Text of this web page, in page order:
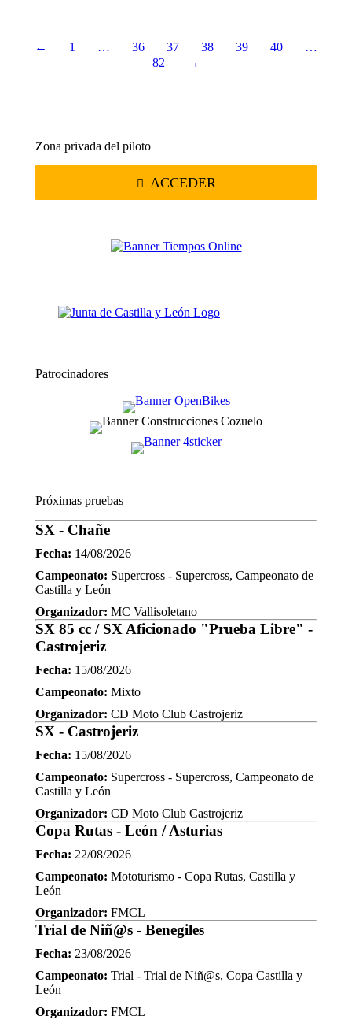
← 1 … 36 37 38 39 40
…
82
→
Zona privada del piloto
ACCEDER
Patrocinadores
Próximas pruebas
SX - Chañe
Fecha: 14/08/2026
Campeonato: Supercross - Supercross, Campeonato de
Castilla y León
Organizador: MC Vallisoletano
SX 85 cc / SX Aficionado "Prueba Libre" -
Castrojeriz
Fecha: 15/08/2026
Campeonato: Mixto
Organizador: CD Moto Club Castrojeriz
SX - Castrojeriz
Fecha: 15/08/2026
Campeonato: Supercross - Supercross, Campeonato de
Castilla y León
Organizador: CD Moto Club Castrojeriz
Copa Rutas - León / Asturias
Fecha: 22/08/2026
Campeonato: Mototurismo - Copa Rutas, Castilla y
León
Organizador: FMCL
Trial de Niñ@s - Benegiles
Fecha: 23/08/2026
Campeonato: Trial - Trial de Niñ@s, Copa Castilla y
León
Organizador: FMCL